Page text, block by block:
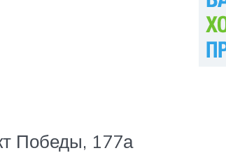
Победы, 177а